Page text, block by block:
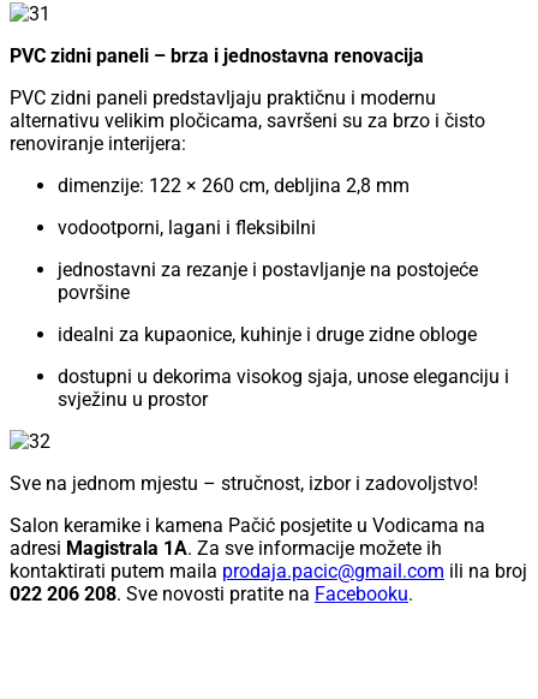
PVC zidni paneli – brza i jednostavna renovacija
PVC zidni paneli predstavljaju praktičnu i modernu
alternativu velikim pločicama, savršeni su za brzo i čisto
renoviranje interijera:
dimenzije: 122 × 260 cm, debljina 2,8 mm
vodootporni, lagani i fleksibilni
jednostavni za rezanje i postavljanje na postojeće
površine
idealni za kupaonice, kuhinje i druge zidne obloge
dostupni u dekorima visokog sjaja, unose eleganciju i
svježinu u prostor
Sve na jednom mjestu – stručnost, izbor i zadovoljstvo!
Salon keramike i kamena Pačić posjetite u Vodicama na
adresi Magistrala 1A. Za sve informacije možete ih
kontaktirati putem maila prodaja.pacic@gmail.com ili na broj
022 206 208. Sve novosti pratite na Facebooku.